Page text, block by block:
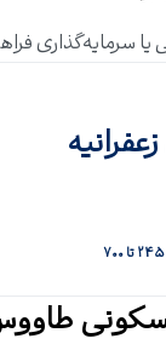
سرمایه‌گذاری